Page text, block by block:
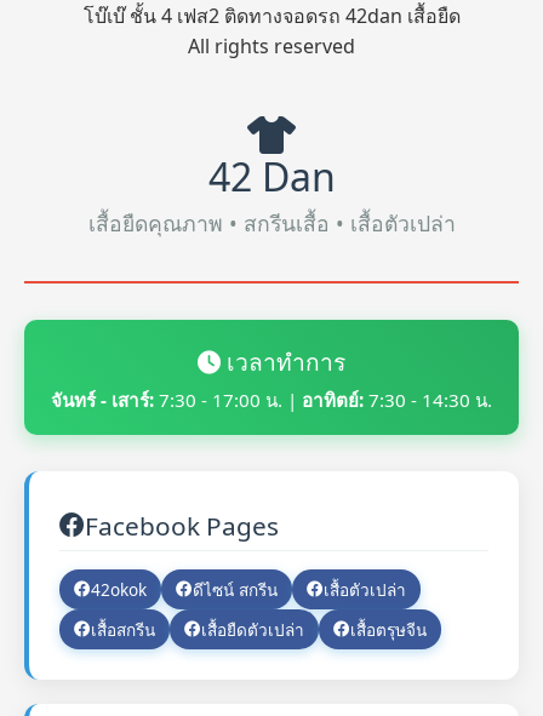
โบ๊เบ๊ ชั้น 4 เฟส2 ติดทางจอดรถ 42dan เสื้อยืด
All rights reserved
42 Dan
เสื้อยืดคุณภาพ • สกรีนเสื้อ • เสื้อตัวเปล่า
เวลาทำการ
จันทร์ - เสาร์: 7:30 - 17:00 น. | อาทิตย์: 7:30 - 14:30 น.
Facebook Pages
42okok ดีไซน์ สกรีน
เสื้อตัวเปล่า
เสื้อสกรีน
เสื้อยืดตัวเปล่า เสื้อตรุษจีน